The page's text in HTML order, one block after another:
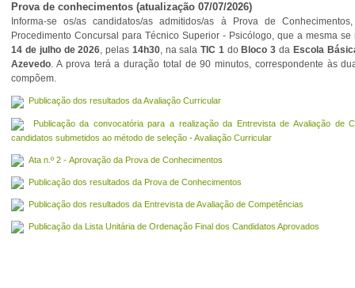
Prova de conhecimentos (atualização 07/07/2026)
Informa-se os/as candidatos/as admitidos/as à Prova de
Procedimento Concursal para Técnico Superior - Psicólogo, que a mesma
14 de julho de 2026, pelas 14h30, na salaTIC 1do Bloco 3 da Escola
Azevedo. A prova terá a duração total de 90 minutos, correspondente às
compõem.
Publicação dos resultados da Avaliação Curricular
Publicação da convocatória para a realização da Entrevista de Avaliação de
candidatos submetidos ao método de seleção - Avaliação Curricular
Ata n.º 2 - Aprovação da Prova de Conhecimentos
Publicação dos resultados da Prova de Conhecimentos
Publicação dos resultados da Entrevista de Avaliação de Competências
Publicação da Lista Unitária de Ordenação Final dos Candidatos Aprovados